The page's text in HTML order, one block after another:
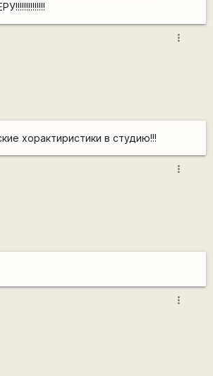
more_vert
хорактиристики в студию!!!
more_vert
more_vert